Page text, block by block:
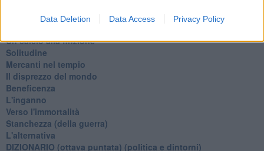
Data Deletion Data Access Privacy Policy
​(In)sicurezza stradale
Un calcio alla finzione
Solitudine
Mercanti nel tempio
Il disprezzo del mondo
Beneficenza
L'inganno
Verso l'immortalità
Stanchezza (della guerra)
L'alternativa
​DIZIONARIO (ottava puntata) (politica e dintorni)